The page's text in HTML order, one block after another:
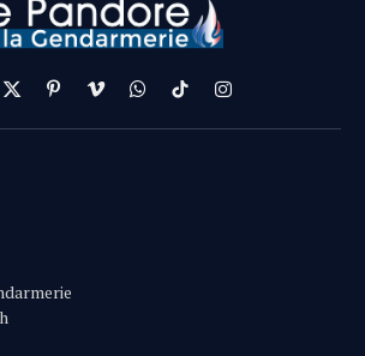
X
(Twitter)
PinterestVimeoWhatsApp
TikTokInstagram